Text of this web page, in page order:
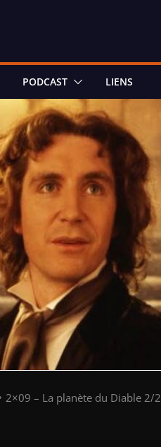
PODCAST LIENS
2×09 – La planète du Diable 2/2